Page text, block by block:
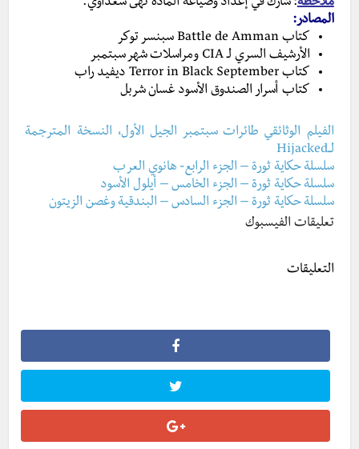
ملاحظة: شارك في إعداد وصياغة المادّة نهى سعداوي.
المصادر:
كتاب Battle de Amman سبنسر توكر
الأرشيف السري لـ CIA ومراسلات شهر سبتمبر
كتاب Terror in Black September ديفيد راب
كتاب أسرار الصندوق الأسود غسان شربل
الفيلم الوثائقي طائرات سبتمبر الجيل الأول، النسخة المترجمة
لــHijacked
سلسلة حكاية ثورة – الجزء الرابع- هانوي العرب
سلسلة حكاية ثورة – الجزء الخامس – أيلول الأسود
سلسلة حكاية ثورة – الجزء السادس – البندقية وغصن الزيتون
تعليقات الفيسبوك
التعليقات